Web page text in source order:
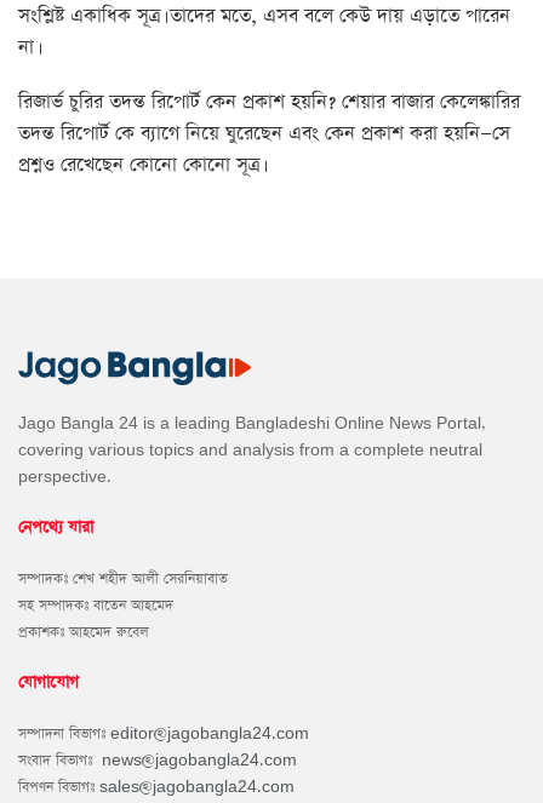
সংশ্লিষ্ট একাধিক সূত্র। তাদের মতে, এসব বলে কেউ দায় এড়াতে পারেন
না।
রিজার্ভ চুরির তদন্ত রিপোর্ট কেন প্রকাশ হয়নি? শেয়ার বাজার কেলেঙ্কারির
তদন্ত রিপোর্ট কে ব্যাগে নিয়ে ঘুরেছেন এবং কেন প্রকাশ করা হয়নি—সে
প্রশ্নও রেখেছেন কোনো কোনো সূত্র।
Jago Bangla 24 is a leading Bangladeshi Online News Portal,
covering various topics and analysis from a complete neutral
perspective.
নেপথ্যে যারা
সম্পাদকঃ শেখ শহীদ আলী সেরনিয়াবাত
সহ সম্পাদকঃ বাতেন আহমেদ
প্রকাশকঃ আহমেদ রুবেল
যোগাযোগ
সম্পাদনা বিভাগঃ editor@jagobangla24.com
সংবাদ বিভাগঃ news@jagobangla24.com
বিপণন বিভাগঃ sales@jagobangla24.com